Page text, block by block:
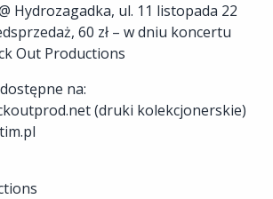
Hydrozagadka, ul. 11 listopada 22
60 zł – w dniu koncertu
Out Productions
na:
(druki kolekcjonerskie)